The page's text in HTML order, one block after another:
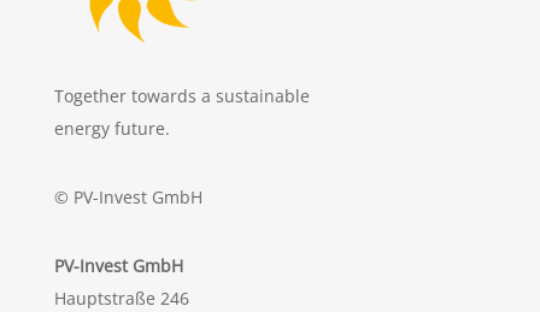
Together towards a sustainable
energy future.
© PV-Invest GmbH
PV-Invest GmbH
Hauptstraße 246